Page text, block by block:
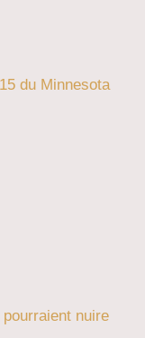
du Minnesota
nuire